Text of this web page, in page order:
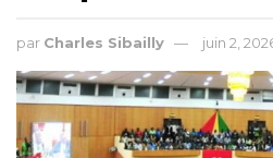
par Charles Sibailly juin 2,